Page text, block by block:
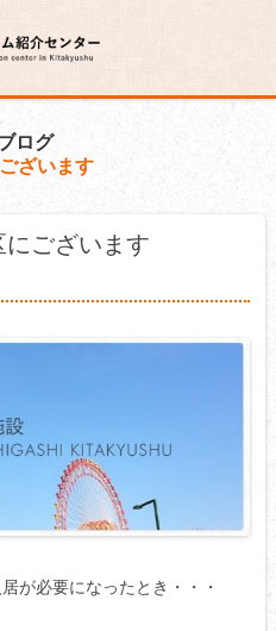
ログ
ざいます
ございます
が必要になったとき・・・